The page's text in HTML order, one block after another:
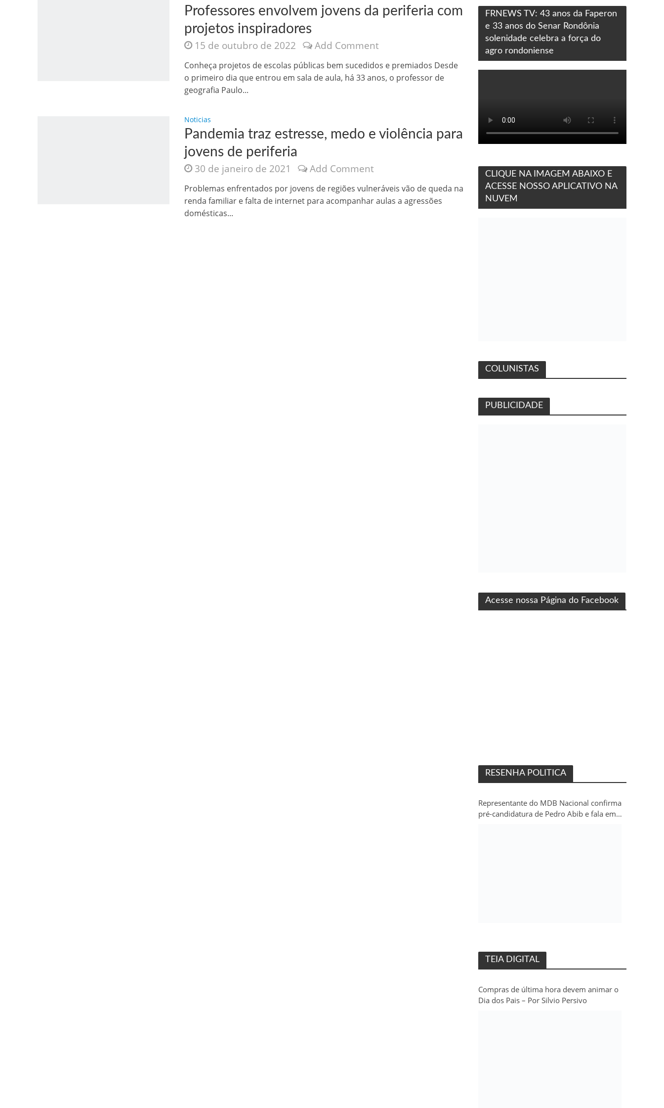
Jesus Sociedade Anônima, Como usam o nome de Jesus para ganhar dinheiro
INTRIGANTE: 3 I Atlas intriga a Humanidade
Professores envolvem jovens da periferia com
projetos inspiradores
15 de outubro de 2022 Add Comment
Conheça projetos de escolas públicas bem sucedidos e premiados Desde
o primeiro dia que entrou em sala de aula, há 33 anos, o professor de
geografia Paulo...
Noticias
Pandemia traz estresse, medo e violência para
jovens de periferia
30 de janeiro de 2021 Add Comment
Problemas enfrentados por jovens de regiões vulneráveis vão de queda na
renda familiar e falta de internet para acompanhar aulas a agressões
domésticas...
FRNEWS TV: 43 anos da Faperon
e 33 anos do Senar Rondônia
solenidade celebra a força do
agro rondoniense
CLIQUE NA IMAGEM ABAIXO E
ACESSE NOSSO APLICATIVO NA
NUVEM
COLUNISTAS
PUBLICIDADE
Acesse nossa Página do Facebook
RESENHA POLITICA
Representante do MDB Nacional confirma
pré-candidatura de Pedro Abib e fala em
TEIA DIGITAL
Compras de última hora devem animar o
Dia dos Pais – Por Silvio Persivo